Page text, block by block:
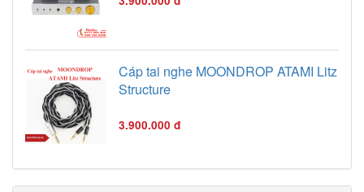
Cáp tai nghe MOONDROP ATAMI Litz
Structure
3.900.000 đ